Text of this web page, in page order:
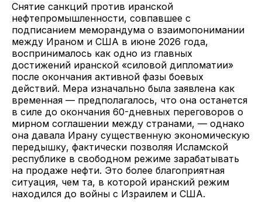
Снятие санкций против иранской
нефтепромышленности, совпавшее с
подписанием меморандума о взаимопонимании
между Ираном и США в июне 2026 года,
воспринималось как одно из главных
достижений иранской «силовой дипломатии»
после окончания активной фазы боевых
действий. Мера изначально была заявлена как
временная — предполагалось, что она останется
в силе до окончания 60-дневных переговоров о
мирном соглашении между странами, — однако
она давала Ирану существенную экономическую
передышку, фактически позволяя Исламской
республике в свободном режиме зарабатывать
на продаже нефти. Это более благоприятная
ситуация, чем та, в которой иранский режим
находился до войны с Израилем и США.